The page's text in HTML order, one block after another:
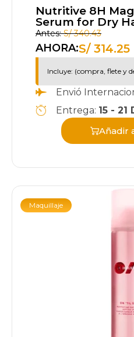
Nutritive 8H
Serum for Dry
Antes:S/340.43
AHORA:S/314.25
Incluye: (compra, flete y
Envió
Entrega: 15 - 21
Añadir
Maquillaje